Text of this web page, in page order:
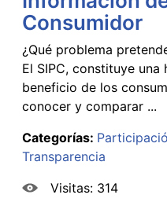
Consumidor
¿Qué problema
El SIPC, constituye
beneficio de los
conocer y comparar ...
Categorías:
Transparencia
Visitas: 314